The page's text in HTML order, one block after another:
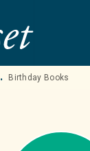
RECHERCHE
• Birthday Books